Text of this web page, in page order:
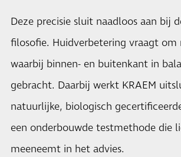
Deze precisie sluit naadloos aan bij
filosofie. Huidverbetering vraagt om
waarbij binnen- en buitenkant in
gebracht. Daarbij werkt KRAEM
natuurlijke, biologisch
een onderbouwde testmethode die
meeneemt in het advies.